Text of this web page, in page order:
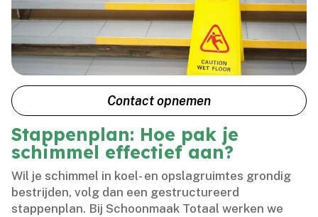
Contact opnemen
Stappenplan: Hoe pak je
schimmel effectief aan?
Wil je schimmel in koel- en opslagruimtes grondig
bestrijden, volg dan een gestructureerd
stappenplan.​ Bij Schoonmaak Totaal werken we